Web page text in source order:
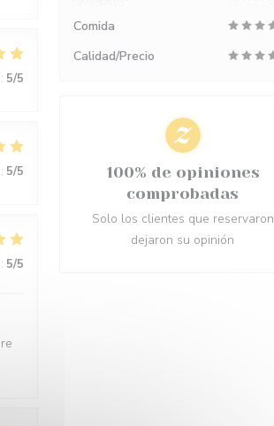
5/5
5/5
5/5
Comida
Calidad/Precio
100% de opiniones
comprobadas
Solo los clientes que reservaron
dejaron su opinión